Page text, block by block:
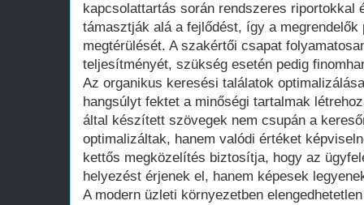
kapcsolattartás során rendszeres riportokkal
támasztják alá a fejlődést, így a
megtérülését. A szakértői csapat
teljesítményét, szükség esetén pedig
Az organikus keresési találatok
hangsúlyt fektet a minőségi tartalmak
által készített szövegek nem csupán a
optimalizáltak, hanem valódi értéket
kettős megközelítés biztosítja, hogy az
helyezést érjenek el, hanem képesek
A modern üzleti környezetben